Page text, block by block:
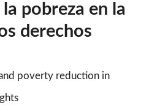
pobreza en la
derechos
poverty reduction in